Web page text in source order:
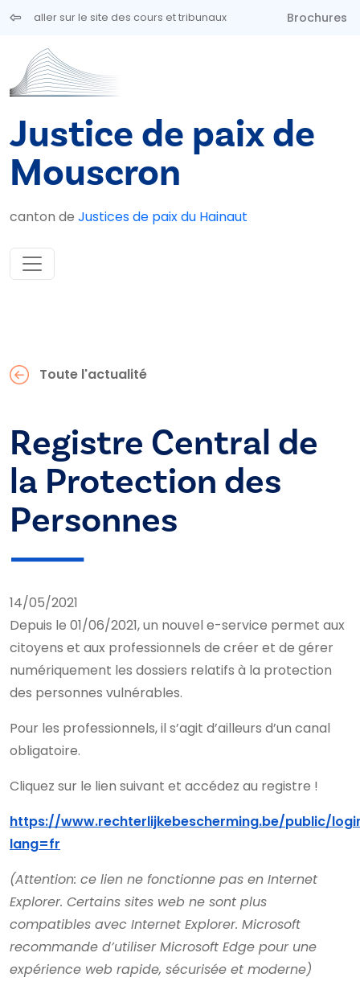
Aller au contenu principal
aller sur le site des cours et tribunaux Brochures
Justice de paix de
Mouscron
canton de Justices de paix du Hainaut
Toute l'actualité
Registre Central de
la Protection des
Personnes
14/05/2021
Depuis le 01/06/2021, un nouvel e-service permet aux
citoyens et aux professionnels de créer et de gérer
numériquement les dossiers relatifs à la protection
des personnes vulnérables.
Pour les professionnels, il s’agit d’ailleurs d’un canal
obligatoire.
Cliquez sur le lien suivant et accédez au registre !
https://www.rechterlijkebescherming.be/public/
lang=fr
(Attention: ce lien ne fonctionne pas en Internet
Explorer. Certains sites web ne sont plus
compatibles avec Internet Explorer. Microsoft
recommande d’utiliser Microsoft Edge pour une
expérience web rapide, sécurisée et moderne)